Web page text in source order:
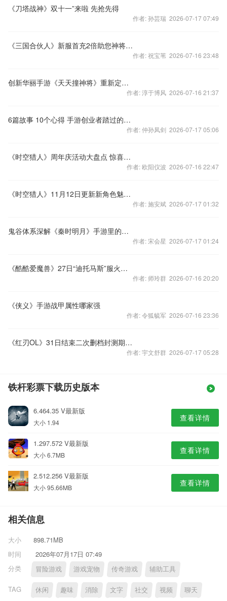
《刀塔战神》双十一”来啦 先抢先得
作者: 孙芸瑞 2026-07-17 07:49
《三国合伙人》新服首充2倍助您神将火速降临下篇
作者: 祝宝苇 2026-07-16 23:48
创新华丽手游《天天撞神将》重新定义卡牌游戏
作者: 淳于博风 2026-07-16 21:37
6篇故事 10个心得 手游创业者踏过的苦水
作者: 仲孙凤剑 2026-07-17 05:06
《时空猎人》周年庆活动大盘点 惊喜不停奖励不断
作者: 欧阳仪波 2026-07-16 22:47
《时空猎人》11月12日更新新角色魅影女王上线
作者: 施安斌 2026-07-17 01:32
鬼谷体系深解《秦时明月》手游里的合纵连横
作者: 宋会星 2026-07-17 01:24
《酷酷爱魔兽》27日“迪托马斯”服火爆开启
作者: 师玲群 2026-07-16 20:20
《侠义》手游战甲属性哪家强
作者: 令狐毓军 2026-07-16 23:36
《红刃OL》31日结束二次删档封测期待再聚
作者: 宇文舒群 2026-07-17 05:28
铁杆彩票下载历史版本
6.464.35 V最新版
大小 1.94 查看详情
1.297.572 V最新版
大小 6.7MB 查看详情
2.512.256 V最新版
大小 95.66MB 查看详情
相关信息
大小
898.71MB
时间
2026年07月17日 07:49
分类
冒险游戏 游戏宠物 传奇游戏 辅助工具
TAG 休闲 趣味 消除 文字 社交 视频 聊天